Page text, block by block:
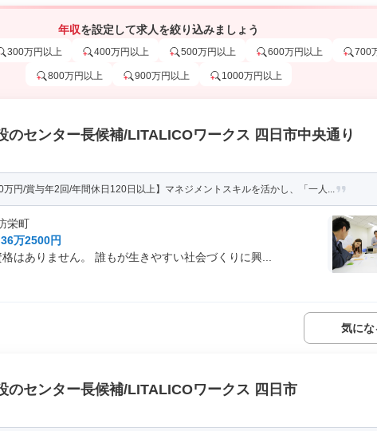
年収を設定して求人を絞り込みましょう
300万円以上 400万円以上 500万円以上 600万円以上 700
800万円以上 900万円以上 1000万円以上
のセンター長候補/LITALICOワークス 四日市中央通り
万円/賞与年2回/年間休日120日以上】マネジメントスキルを活かし、「一人...
栄町
万2500円
はありません。 誰もが生きやすい社会づくりに興...
気にな
のセンター長候補/LITALICOワークス 四日市